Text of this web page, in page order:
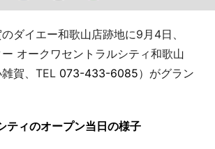
ダイエー和歌山店跡地に9月4日、
ー オークワセントラルシティ和歌山
賀、TEL 073-433-6085）がグラン
ティのオープン当日の様子